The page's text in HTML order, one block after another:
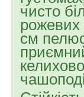
чисто
рожевих
см